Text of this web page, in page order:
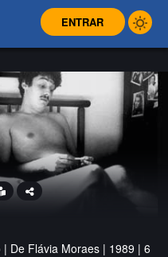
ENTRAR
De Flávia Moraes | 1989 | 6